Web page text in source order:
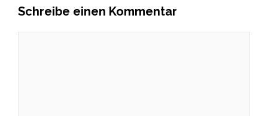
Schreibe einen Kommentar